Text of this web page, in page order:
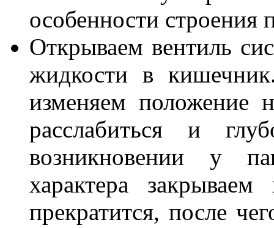
особенности
Открываем вентиль
жидкости в
изменяем положение
расслабиться и
возникновении у
характера
прекратится, после